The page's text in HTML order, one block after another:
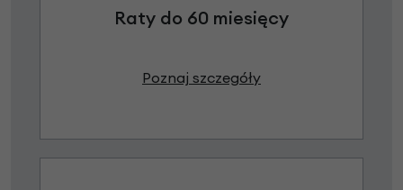
Raty do 60 miesięcy
Poznaj szczegóły